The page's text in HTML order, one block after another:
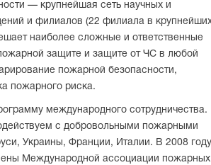
— крупнейшая сеть научных и
и филиалов (22 филиала в
наиболее сложные и ответственные
защите и защите от ЧС в любой
пожарной безопасности,
пожарного риска.
международного сотрудничества.
с добровольными пожарными
Украины, Франции, Италии. В 2008 году
Международной ассоциации